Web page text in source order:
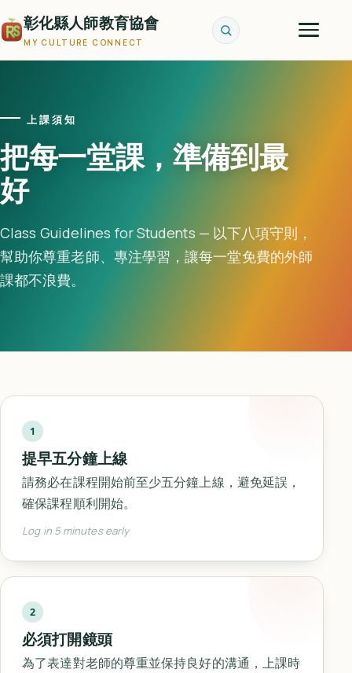
彰化縣人師教育協會
MY CULTURE CONNECT
上課須知
把每一堂課，準備到最
好
Class Guidelines for Students — 以下八項守則，
幫助你尊重老師、專注學習，讓每一堂免費的外師
課都不浪費。
1
提早五分鐘上線
請務必在課程開始前至少五分鐘上線，避免延誤，
確保課程順利開始。
Log in 5 minutes early
2
必須打開鏡頭
為了表達對老師的尊重並保持良好的溝通，上課時